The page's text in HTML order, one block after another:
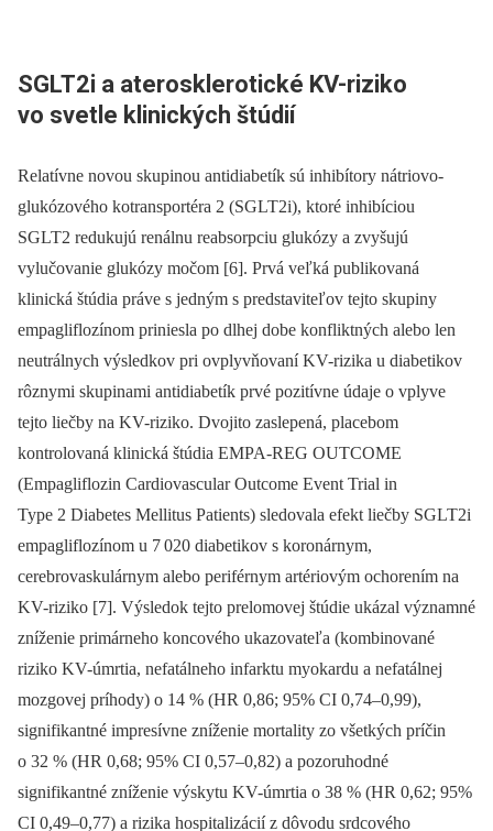
SGLT2i a aterosklerotické KV-riziko
vo svetle klinických štúdií
Relatívne novou skupinou antidiabetík sú inhibítory nátriovo-
glukózového kotransportéra 2 (SGLT2i), ktoré inhibíciou
SGLT2 redukujú renálnu reabsorpciu glukózy a zvyšujú
vylučovanie glukózy močom [6]. Prvá veľká publikovaná
klinická štúdia práve s jedným s predstaviteľov tejto skupiny
empagliflozínom priniesla po dlhej dobe konfliktných alebo len
neutrálnych výsledkov pri ovplyvňovaní KV-rizika u diabetikov
rôznymi skupinami antidiabetík prvé pozitívne údaje o vplyve
tejto liečby na KV-riziko. Dvojito zaslepená, placebom
kontrolovaná klinická štúdia EMPA-REG OUTCOME
(Empagliflozin Cardiovascular Outcome Event Trial in
Type 2 Diabetes Mellitus Patients) sledovala efekt liečby SGLT2i
empagliflozínom u 7 020 diabetikov s koronárnym,
cerebrovaskulárnym alebo periférnym artériovým ochorením na
KV-riziko [7]. Výsledok tejto prelomovej štúdie ukázal významné
zníženie primárneho koncového ukazovateľa (kombinované
riziko KV-úmrtia, nefatálneho infarktu myokardu a nefatálnej
mozgovej príhody) o 14 % (HR 0,86; 95% CI 0,74–0,99),
signifikantné impresívne zníženie mortality zo všetkých príčin
o 32 % (HR 0,68; 95% CI 0,57–0,82) a pozoruhodné
signifikantné zníženie výskytu KV-úmrtia o 38 % (HR 0,62; 95%
CI 0,49–0,77) a rizika hospitalizácií z dôvodu srdcového